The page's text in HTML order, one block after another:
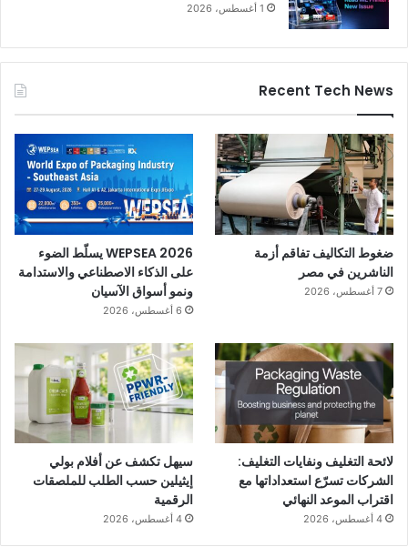
1 أغسطس، 2026
Recent Tech News
ضغوط التكاليف تفاقم أزمة
الناشرين في مصر
7 أغسطس، 2026
WEPSEA 2026 يسلّط الضوء
على الذكاء الاصطناعي والاستدامة
ونمو أسواق الآسيان
6 أغسطس، 2026
لائحة التغليف ونفايات التغليف:
الشركات تسرّع استعداداتها مع
اقتراب الموعد النهائي
4 أغسطس، 2026
سيهل تكشف عن أفلام بولي
إيثيلين حسب الطلب للملصقات
الرقمية
4 أغسطس، 2026